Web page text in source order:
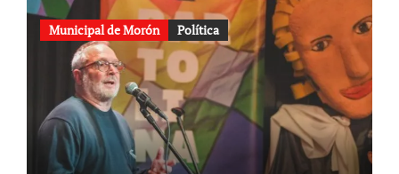
Municipal de Morón Política